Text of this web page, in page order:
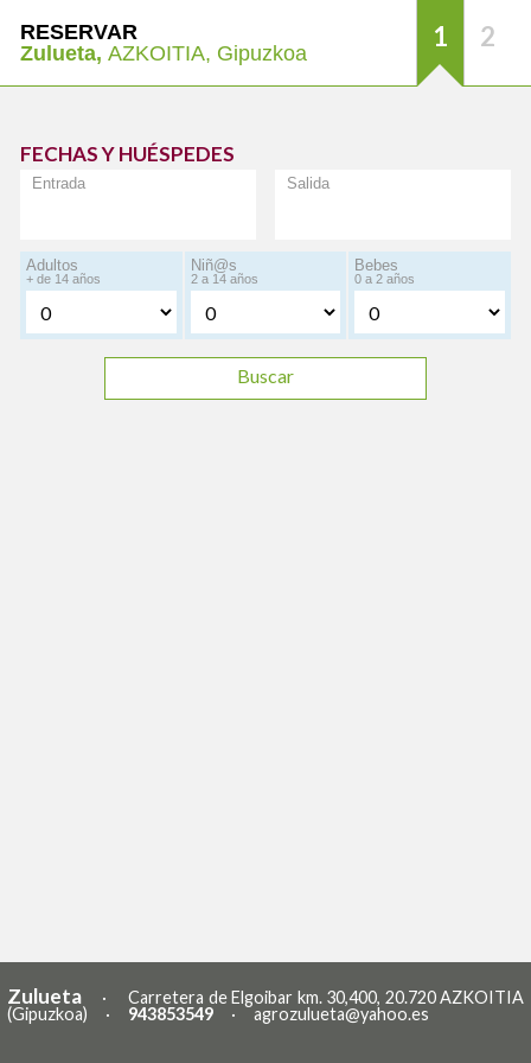
RESERVAR
Zulueta,AZKOITIA, Gipuzkoa
1 2
FECHAS Y HUÉSPEDES
Entrada Salida
Adultos
+ de 14 años
Niñ@s
2 a 14 años
Bebes
0 a 2 años
Buscar
Zulueta· Carretera de Elgoibar km. 30,400, 20.720 AZKOITIA
(Gipuzkoa) · 943853549·agrozulueta@yahoo.es